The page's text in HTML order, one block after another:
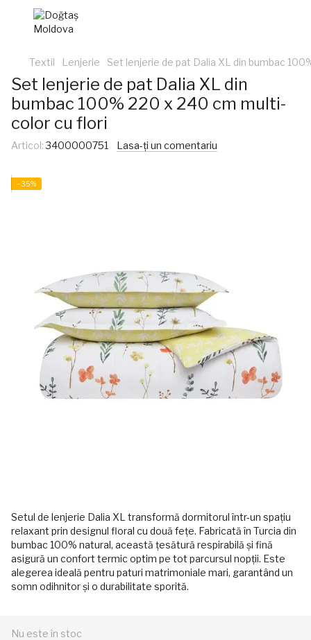
Textil Lenjerie Set lenjerie de pat Dalia XL din bumbac
Set lenjerie de pat Dalia XL din
bumbac 100% 220 x 240 cm multi-
color cu flori
Articol:3400000751 Lasa-ți un comentariu
−35%
Setul de lenjerie Dalia XL transformă dormitorul într-un spațiu
relaxant prin designul floral cu două fețe. Fabricată în Turcia din
bumbac 100% natural, această țesătură respirabilă și fină
asigură un confort termic optim pe tot parcursul nopții. Este
alegerea ideală pentru paturi matrimoniale mari, garantând un
somn odihnitor și o durabilitate sporită.
Nu este în stoc